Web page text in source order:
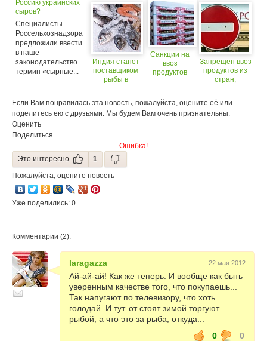
Россию украинских
сыров?
Специалисты
Россельхознадзора
предложили ввести
в наше
законодательство
термин «сырные...
запретить
Индия станет
поставщиком
рыбы в
Санкции на
ввоз
продуктов
частично
отменят?
приостановлен
Запрещен ввоз
продуктов из
стран,
Если Вам понравилась эта новость, пожалуйста, оцените её или
поделитесь ею с друзьями. Мы будем Вам очень признательны.
Оценить
Поделиться
Ошибка!
Это интересно
1
Пожалуйста, оцените новость
Уже поделились: 0
Комментарии (2):
laragazza 22 мая 2012
Ай-ай-ай! Как же теперь. И вообще как быть
уверенным качестве того, что покупаешь...
Так напугают по телевизору, что хоть
голодай. И тут. от стоят зимой торгуют
рыбой, а что это за рыба, откуда...
0
0